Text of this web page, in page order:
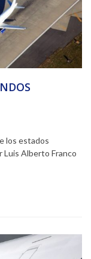
los estados
Alberto Franco